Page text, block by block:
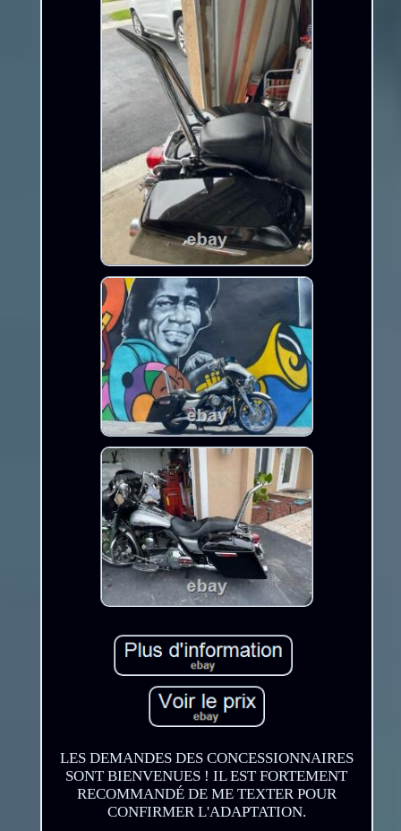
LES DEMANDES DES CONCESSIONNAIRES
SONT BIENVENUES ! IL EST FORTEMENT
RECOMMANDÉ DE ME TEXTER POUR
CONFIRMER L'ADAPTATION.